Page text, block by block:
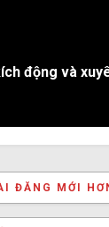
động và
ĐĂNG MỚI